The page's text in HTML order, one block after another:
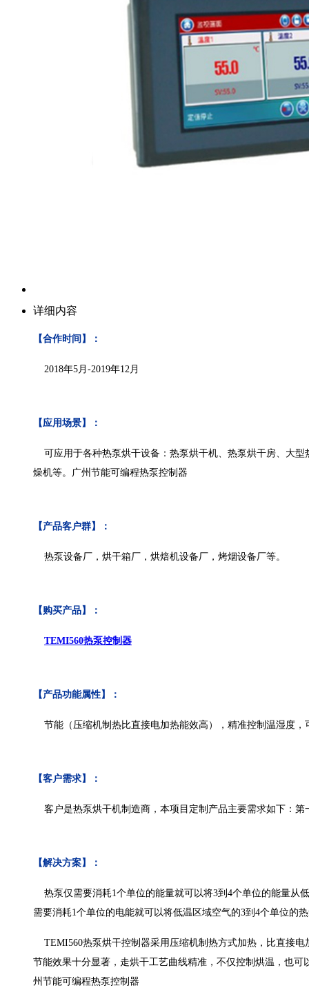
详细内容
【合作时间】：
2018年5 月 -2019年12 月
【应用场景】：
可应用于各种热泵烘干设备：热泵烘干机、热泵烘干房、大型
燥机等。广州节能可编程热泵控制器
【产品客户群】：
热泵设备厂，烘干箱厂，烘焙机设备厂，烤烟设备厂等。
【购买产品】：
TEMI560热泵控制器
【产品功能属性】：
节能（压缩机制热比直接电加热能效高），精准控制温湿度，
【客户需求】：
客户是热泵烘干机制造商，本项目定制产品主要需求如下：
【解决方案】：
热泵仅需要消耗1个单位的能量就可以将3到4个单位的能量从
需要消耗1个单位的电能就可以将低温区域空气的3到4个单位的
TEMI560热泵烘干控制器采用压缩机制热方式加热，比直接
节能效果十分显著，走烘干工艺曲线精准，不仅控制烘温，也
州节能可编程热泵控制器